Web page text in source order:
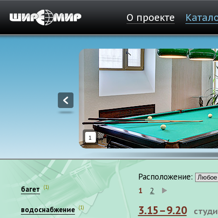
О проекте
1
багет (1)
водоснабжение (1)
Расположение:
1 2
3.15–9.20